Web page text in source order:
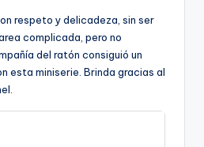
respeto y delicadeza, sin ser
complicada, pero no
del ratón consiguió un
esta miniserie. Brinda gracias al